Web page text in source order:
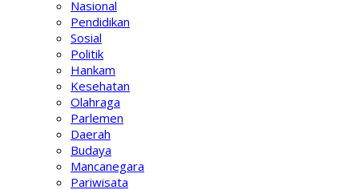
Nasional
Pendidikan
Sosial
Politik
Hankam
Kesehatan
Olahraga
Parlemen
Daerah
Budaya
Mancanegara
Pariwisata